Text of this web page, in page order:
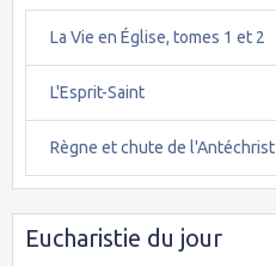
La Vie en Église, tomes 1 et 2
L'Esprit-Saint
Règne et chute de l'Antéchrist
Eucharistie du jour